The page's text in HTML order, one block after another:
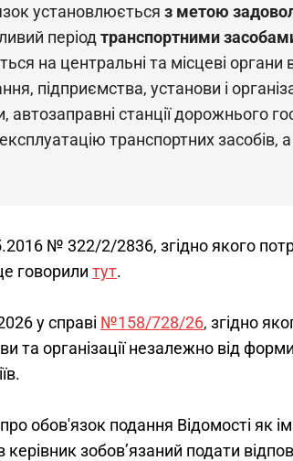
установлюється з метою
період транспортними
на центральні та місцеві органи
підприємства, установи і
автозаправні станції дорожнього
експлуатацію транспортних
№ 322/2/2836, згідно якого
говорили тут.
у справі №158/728/26, згідно
та організації незалежно від
обов'язок подання Відомості як
керівник зобов’язаний подати